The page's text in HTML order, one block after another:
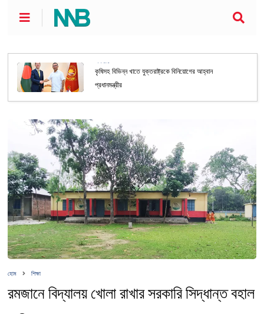
কৃষিসহ বিভিন্ন খাতে যুক্তরাষ্ট্রকে বিনিয়োগের আহ্বান
প্রধানমন্ত্রীর
হোম শিক্ষা
রমজানে বিদ্যালয় খোলা রাখার সরকারি সিদ্ধান্ত বহাল